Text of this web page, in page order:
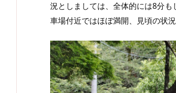
況としましては、全体的には8分
車場付近ではほぼ満開、見頃の状況